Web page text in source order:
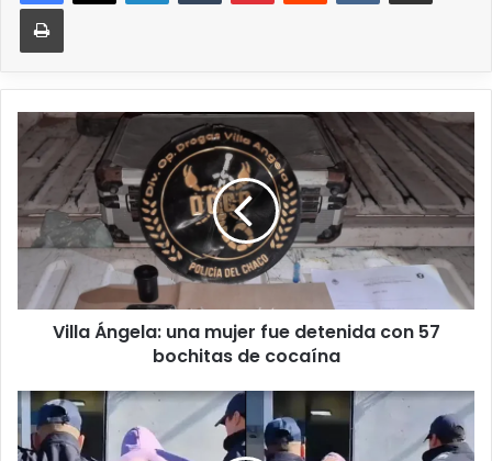
Villa Ángela: una mujer fue detenida con 57
bochitas de cocaína